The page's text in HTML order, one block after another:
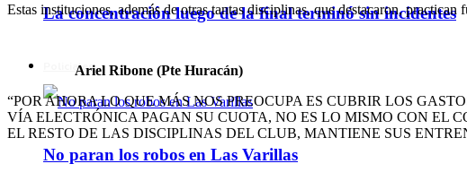
La concentración luego de la final terminó sin incidentes
Policiales
No paran los robos en Las Varillas
Estas instituciones, además de otras tantas disciplinas, que destacaron, practican
Ariel Ribone (Pte Huracán)
“POR AHORA LO QUE MÁS NOS PREOCUPA ES CUBRIR LOS
VÍA ELECTRÓNICA PAGAN SU CUOTA, NO ES LO MISMO CON EL
EL RESTO DE LAS DISCIPLINAS DEL CLUB, MANTIENE SUS